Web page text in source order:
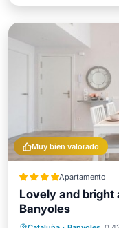
Muy bien valorado
Apartamento
Lovely and bright
Banyoles